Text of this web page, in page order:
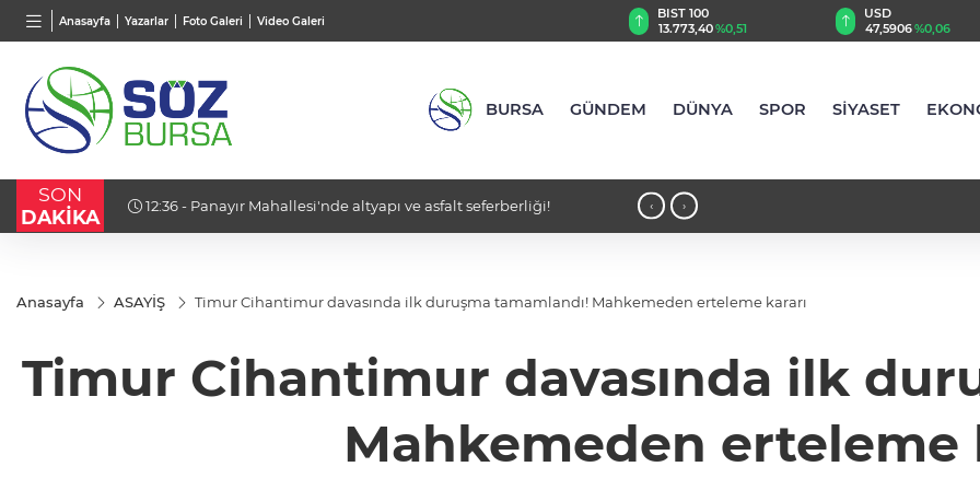
Anasayfa Yazarlar Foto Galeri Video Galeri
BGN
28,0626%0,37
VND
0,0018%0,23
BIST 100
13.773,40%0,51
USD
47,5906%0,06
BURSA GÜNDEM DÜNYA SPOR SİYASET
SON
DAKİKA
12:36 - Panayır Mahallesi'nde altyapı ve asfalt seferberliği! ‹ ›
Anasayfa ASAYİŞ Timur Cihantimur davasında ilk duruşma tamamlandı! Mahkemeden erteleme kararı
Timur Cihantimur davasında ilk
Mahkemeden erteleme